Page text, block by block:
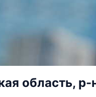
область,